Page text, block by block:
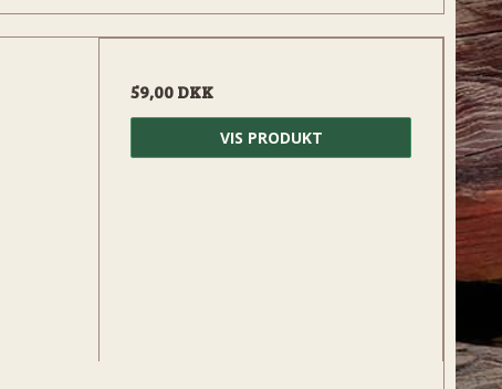
59,00 DKK
VIS PRODUKT